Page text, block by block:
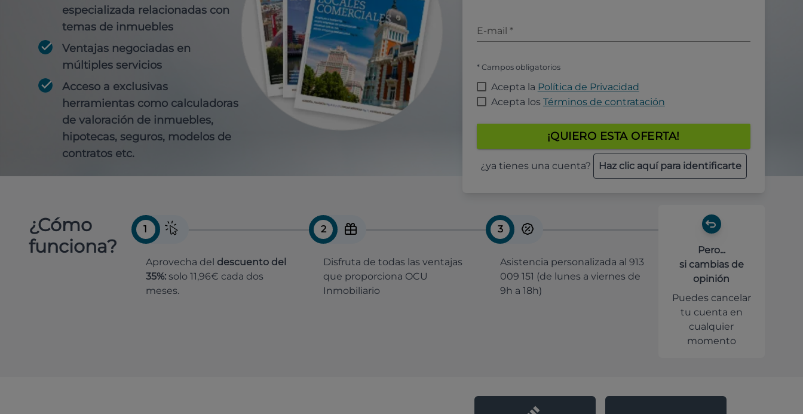
especializada relacionadas con
temas de inmuebles
Ventajas negociadas en
múltiples servicios
Acceso a exclusivas
herramientas como calculadoras
de valoración de inmuebles,
hipotecas, seguros, modelos de
contratos etc.
E-mail *
* Campos obligatorios
Acepta la Política de Privacidad
Acepta los Términos de contratación
¡QUIERO ESTA OFERTA!
¿ya tienes una cuenta? Haz clic aquí para identificarte
¿Cómo
funciona?
1
Aprovecha del descuento del
35%: solo 11,96€ cada dos
meses.
2
Disfruta de todas las ventajas
que proporciona OCU
Inmobiliario
3
Asistencia personalizada al 913
009 151 (de lunes a viernes de
9h a 18h)
Pero...
si cambias de
opinión
Puedes cancelar
tu cuenta en
cualquier
momento